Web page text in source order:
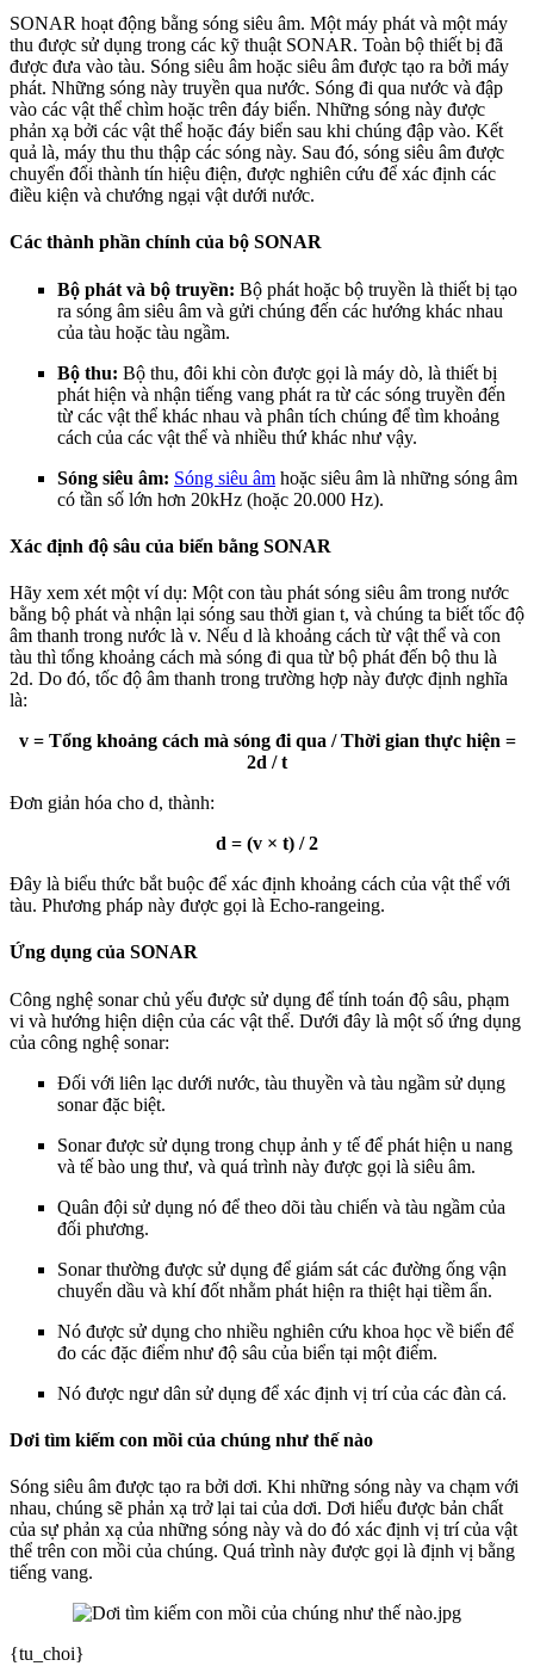
SONAR hoạt động bằng sóng siêu âm. Một máy phát và một máy
thu được sử dụng trong các kỹ thuật SONAR. Toàn bộ thiết bị đã
được đưa vào tàu. Sóng siêu âm hoặc siêu âm được tạo ra bởi máy
phát. Những sóng này truyền qua nước. Sóng đi qua nước và đập
vào các vật thể chìm hoặc trên đáy biển. Những sóng này được
phản xạ bởi các vật thể hoặc đáy biển sau khi chúng đập vào. Kết
quả là, máy thu thu thập các sóng này. Sau đó, sóng siêu âm được
chuyển đổi thành tín hiệu điện, được nghiên cứu để xác định các
điều kiện và chướng ngại vật dưới nước.
Các thành phần chính của bộ SONAR
Bộ phát và bộ truyền: Bộ phát hoặc bộ truyền là thiết bị tạo
ra sóng âm siêu âm và gửi chúng đến các hướng khác nhau
của tàu hoặc tàu ngầm.
Bộ thu: Bộ thu, đôi khi còn được gọi là máy dò, là thiết bị
phát hiện và nhận tiếng vang phát ra từ các sóng truyền đến
từ các vật thể khác nhau và phân tích chúng để tìm khoảng
cách của các vật thể và nhiều thứ khác như vậy.
Sóng siêu âm: Sóng siêu âm hoặc siêu âm là những sóng âm
có tần số lớn hơn 20kHz (hoặc 20.000 Hz).
Xác định độ sâu của biển bằng SONAR
Hãy xem xét một ví dụ: Một con tàu phát sóng siêu âm trong nước
bằng bộ phát và nhận lại sóng sau thời gian t, và chúng ta biết tốc độ
âm thanh trong nước là v. Nếu d là khoảng cách từ vật thể và con
tàu thì tổng khoảng cách mà sóng đi qua từ bộ phát đến bộ thu là
2d. Do đó, tốc độ âm thanh trong trường hợp này được định nghĩa
là:
v = Tổng khoảng cách mà sóng đi qua / Thời gian thực hiện =
2d / t
Đơn giản hóa cho d, thành:
d = (v × t) / 2
Đây là biểu thức bắt buộc để xác định khoảng cách của vật thể với
tàu. Phương pháp này được gọi là Echo-rangeing.
Ứng dụng của SONAR
Công nghệ sonar chủ yếu được sử dụng để tính toán độ sâu, phạm
vi và hướng hiện diện của các vật thể. Dưới đây là một số ứng dụng
của công nghệ sonar:
Đối với liên lạc dưới nước, tàu thuyền và tàu ngầm sử dụng
sonar đặc biệt.
Sonar được sử dụng trong chụp ảnh y tế để phát hiện u nang
và tế bào ung thư, và quá trình này được gọi là siêu âm.
Quân đội sử dụng nó để theo dõi tàu chiến và tàu ngầm của
đối phương.
Sonar thường được sử dụng để giám sát các đường ống vận
chuyển dầu và khí đốt nhằm phát hiện ra thiệt hại tiềm ẩn.
Nó được sử dụng cho nhiều nghiên cứu khoa học về biển để
đo các đặc điểm như độ sâu của biển tại một điểm.
Nó được ngư dân sử dụng để xác định vị trí của các đàn cá.
Dơi tìm kiếm con mồi của chúng như thế nào
Sóng siêu âm được tạo ra bởi dơi. Khi những sóng này va chạm với
nhau, chúng sẽ phản xạ trở lại tai của dơi. Dơi hiểu được bản chất
của sự phản xạ của những sóng này và do đó xác định vị trí của vật
thể trên con mồi của chúng. Quá trình này được gọi là định vị bằng
tiếng vang.
{tu_choi}